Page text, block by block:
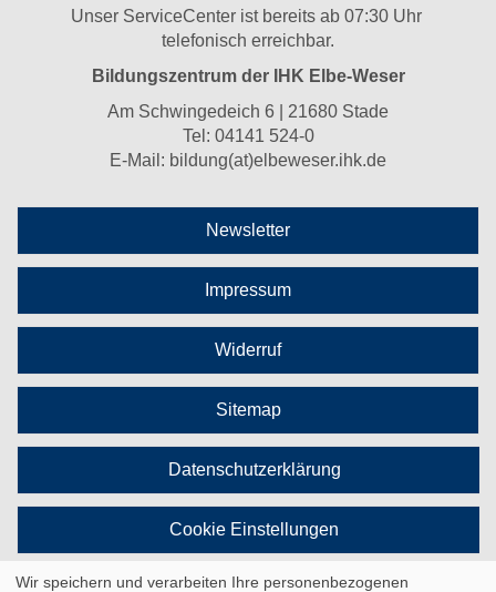
Unser ServiceCenter ist bereits ab 07:30 Uhr
telefonisch erreichbar.
Bildungszentrum der IHK Elbe-Weser
Am Schwingedeich 6 | 21680 Stade
Tel: 04141 524-0
E-Mail: bildung(at)elbeweser.ihk.de
Newsletter
Impressum
Widerruf
Sitemap
Datenschutzerklärung
Cookie Einstellungen
Vertrag widerrufen
Wir speichern und verarbeiten Ihre personenbezogenen